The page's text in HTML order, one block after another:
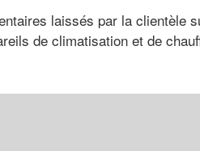
laissés par la clientèle
de climatisation et de